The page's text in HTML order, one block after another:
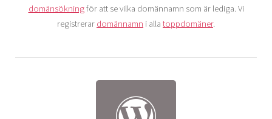
domänsökningför att se vilka domännamn som är lediga. Vi
registrerar domännamn i alla toppdomäner.